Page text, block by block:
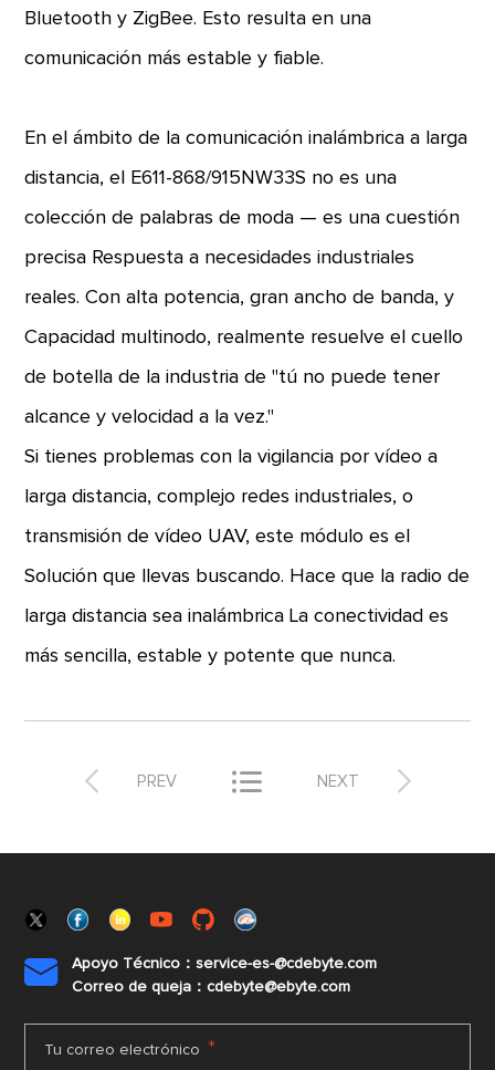
Bluetooth y ZigBee. Esto resulta en una
comunicación más estable y fiable.
En el ámbito de la comunicación inalámbrica a larga
distancia, el E611-868/915NW33S no es una
colección de palabras de moda — es una cuestión
precisa Respuesta a necesidades industriales
reales. Con alta potencia, gran ancho de banda, y
Capacidad multinodo, realmente resuelve el cuello
de botella de la industria de "tú no puede tener
alcance y velocidad a la vez."
Si tienes problemas con la vigilancia por vídeo a
larga distancia, complejo redes industriales, o
transmisión de vídeo UAV, este módulo es el
Solución que llevas buscando. Hace que la radio de
larga distancia sea inalámbrica La conectividad es
más sencilla, estable y potente que nunca.
 PREV  
NEXT

Apoyo Técnico：service-es-@cdebyte.com
Correo de queja：cdebyte@ebyte.com
Tu correo electrónico *